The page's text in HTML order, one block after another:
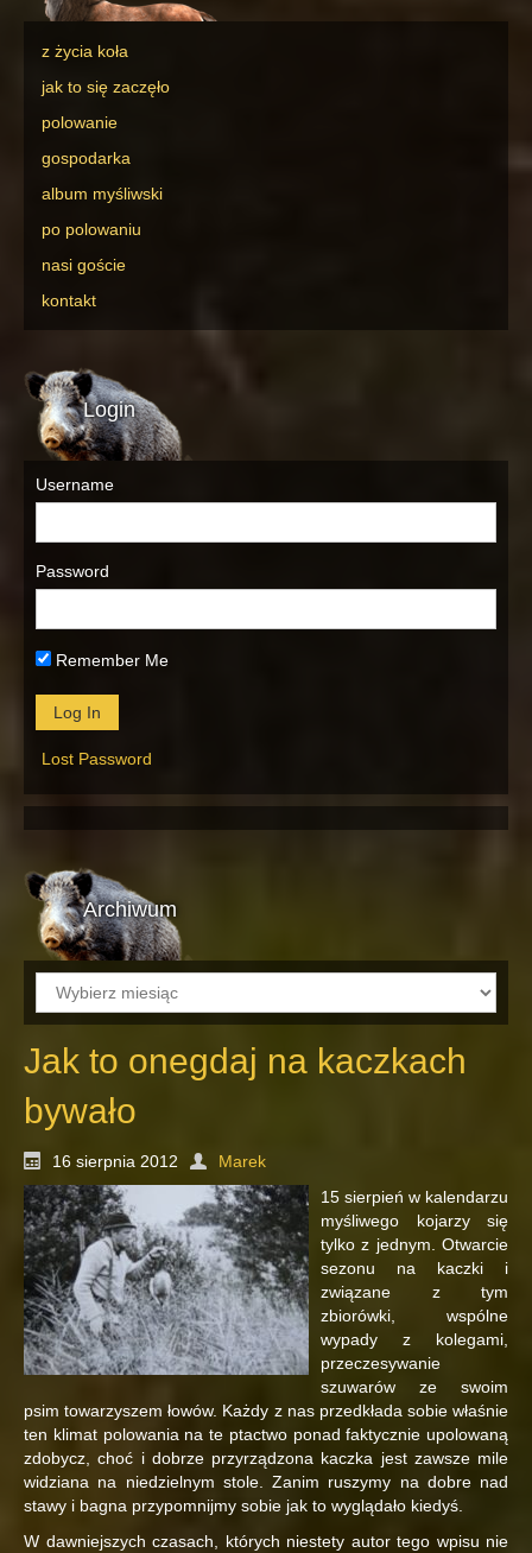
z życia koła
jak to się zaczęło
polowanie
gospodarka
album myśliwski
po polowaniu
nasi goście
kontakt
Login
Username
Password
Remember Me
Lost Password
Archiwum
Archiwum
Jak to onegdaj na kaczkach
bywało
16 sierpnia 2012
Marek
15 sierpień w kalendarzu
myśliwego kojarzy się
tylko z jednym. Otwarcie
sezonu na kaczki i
związane z tym
zbiorówki, wspólne
wypady z kolegami,
przeczesywanie
szuwarów ze swoim
psim towarzyszem łowów. Każdy z nas przedkłada sobie właśnie
ten klimat polowania na te ptactwo ponad faktycznie upolowaną
zdobycz, choć i dobrze przyrządzona kaczka jest zawsze mile
widziana na niedzielnym stole. Zanim ruszymy na dobre nad
stawy i bagna przypomnijmy sobie jak to wyglądało kiedyś.
W dawniejszych czasach, których niestety autor tego wpisu nie